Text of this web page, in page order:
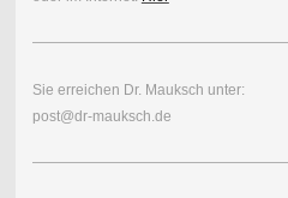
Sie erreichen Dr. Mauksch unter:
post@dr-mauksch.de